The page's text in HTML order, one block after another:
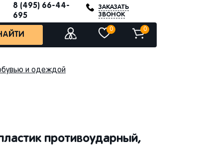
8 (495) 66-44-
695
ЗАКАЗАТЬ
ЗВОНОК
0 0
и одеждой
противоударный,